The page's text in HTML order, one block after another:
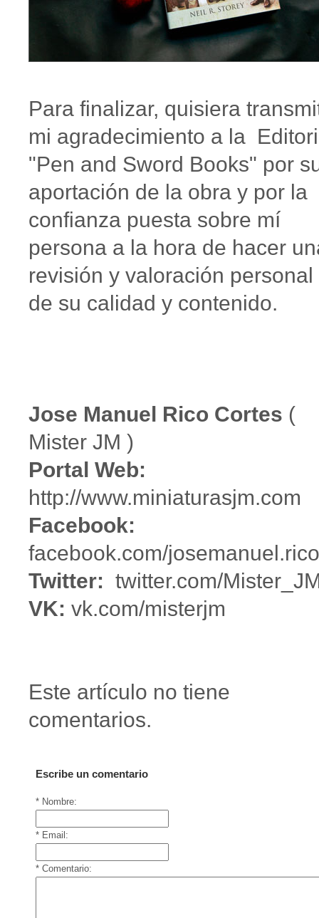
Para finalizar, quisiera
mi agradecimiento a la
"Pen and Sword Books" por
aportación de la obra y por la
confianza puesta sobre mí
persona a la hora de hacer
revisión y valoración personal
de su calidad y contenido.
Jose Manuel Rico Cortes (
Mister JM )
Portal Web:
http://www.miniaturasjm.com
Facebook:
facebook.com/
Twitter: twitter.com/
VK: vk.com/misterjm
Este artículo no tiene
comentarios.
Escribe un comentario
* Nombre:
* Email:
* Comentario: